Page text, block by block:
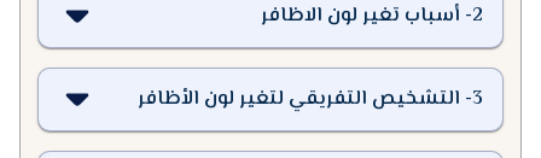
2
- أسباب تغير لون الاظافر
3
- التشخيص التفريقي لتغير لون الأظافر